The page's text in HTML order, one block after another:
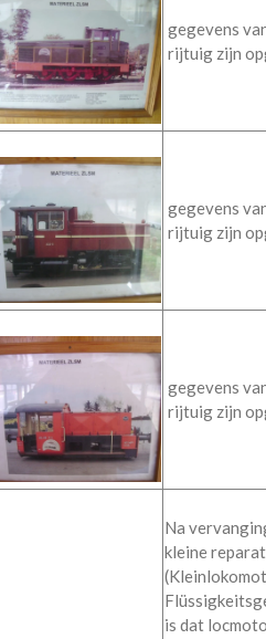
gegevens
rijtuig zijn
gegevens
rijtuig zijn
gegevens
rijtuig zijn
Na
kleine
is dat